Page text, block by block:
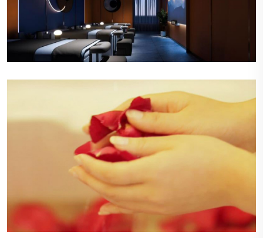
舒适的休息区
休息区布置有舒适的沙发和柔软的靠垫，旁边是明
亮的落地窗，让自然光线洒满整个空间，顾客可以
在这里悠闲地阅读或交谈。